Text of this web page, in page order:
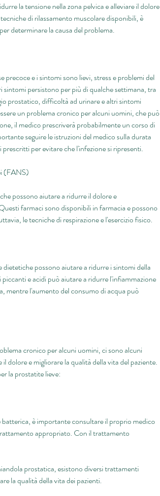
la tensione nella zona pelvica e alleviare il dolore
di rilassamento muscolare disponibili, è
determinare la causa del problema.
precoce e i sintomi sono lievi, stress e problemi del
sintomi persistono per più di qualche settimana, tra
prostatico, difficoltà ad urinare e altri sintomi
un problema cronico per alcuni uomini, che può
il medico prescriverà probabilmente un corso di
seguire le istruzioni del medico sulla durata
per evitare che l'infezione si ripresenti.
(FANS)
possono aiutare a ridurre il dolore e
farmaci sono disponibili in farmacia e possono
le tecniche di respirazione e l'esercizio fisico.
possono aiutare a ridurre i sintomi della
e acidi può aiutare a ridurre l'infiammazione
mentre l'aumento del consumo di acqua può
cronico per alcuni uomini, ci sono alcuni
dolore e migliorare la qualità della vita del paziente.
la prostatite lieve:
è importante consultare il proprio medico
appropriato. Con il trattamento
prostatica, esistono diversi trattamenti
la qualità della vita dei pazienti.